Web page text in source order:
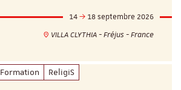
14
18 septembre 2026
VILLA CLYTHIA - Fréjus - France
Formation ReligiS